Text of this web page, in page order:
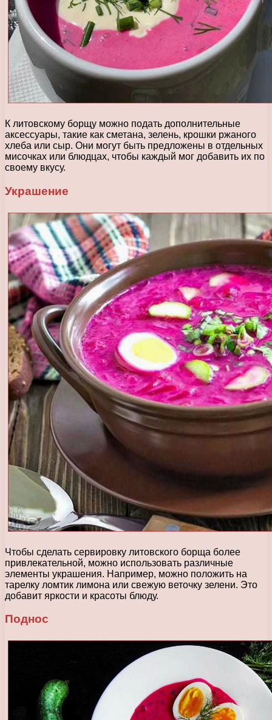
К литовскому борщу можно подать дополнительные
аксессуары, такие как сметана, зелень, крошки ржаного
хлеба или сыр. Они могут быть предложены в отдельных
мисочках или блюдцах, чтобы каждый мог добавить их по
своему вкусу.
Украшение
Чтобы сделать сервировку литовского борща более
привлекательной, можно использовать различные
элементы украшения. Например, можно положить на
тарелку ломтик лимона или свежую веточку зелени. Это
добавит яркости и красоты блюду.
Поднос